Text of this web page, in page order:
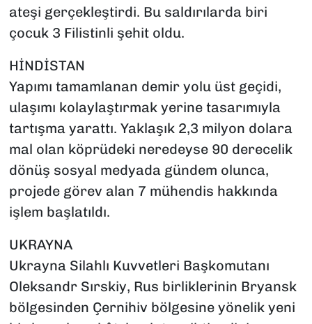
ateşi gerçekleştirdi. Bu saldırılarda biri
çocuk 3 Filistinli şehit oldu.
HİNDİSTAN
Yapımı tamamlanan demir yolu üst geçidi,
ulaşımı kolaylaştırmak yerine tasarımıyla
tartışma yarattı. Yaklaşık 2,3 milyon dolara
mal olan köprüdeki neredeyse 90 derecelik
dönüş sosyal medyada gündem olunca,
projede görev alan 7 mühendis hakkında
işlem başlatıldı.
UKRAYNA
Ukrayna Silahlı Kuvvetleri Başkomutanı
Oleksandr Sırskiy, Rus birliklerinin Bryansk
bölgesinden Çernihiv bölgesine yönelik yeni